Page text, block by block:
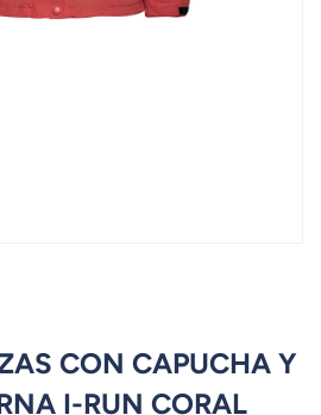
CON CAPUCHA Y
I-RUN CORAL